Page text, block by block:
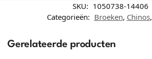
SKU: 1050738-14406
Categorieën: Broeken, Chinos,
Gerelateerde producten